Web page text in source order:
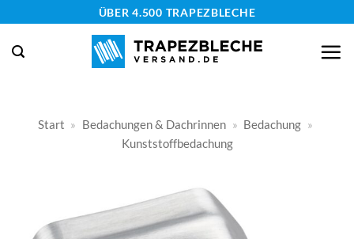
springen
ÜBER 4.500 TRAPEZBLECHE
Start » Bedachungen & Dachrinnen » Bedachung »
Kunststoffbedachung